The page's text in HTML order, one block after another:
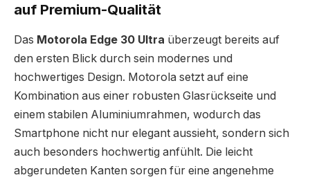
auf Premium-Qualität
Das Motorola Edge 30 Ultra überzeugt bereits auf
den ersten Blick durch sein modernes und
hochwertiges Design. Motorola setzt auf eine
Kombination aus einer robusten Glasrückseite und
einem stabilen Aluminiumrahmen, wodurch das
Smartphone nicht nur elegant aussieht, sondern sich
auch besonders hochwertig anfühlt. Die leicht
abgerundeten Kanten sorgen für eine angenehme